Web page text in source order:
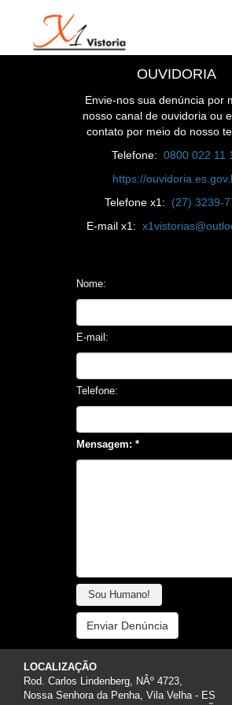
OUVIDORIA
Envie-nos sua denúncia por
nosso canal de ouvidoria ou
contato por meio do nosso
Telefone: 0800 022 11
https://
Telefone x1: (27) 3239-
E-mail x1:
Nome:
E-mail:
Telefone:
Mensagem: *
Sou Humano!
Enviar Denúncia
LOCALIZAÇÃO
Rod. Carlos Lindenberg, NÂº 4723,
Nossa Senhora da Penha, Vila Velha - ES